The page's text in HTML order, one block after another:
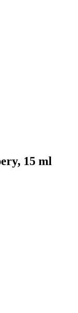
15 ml